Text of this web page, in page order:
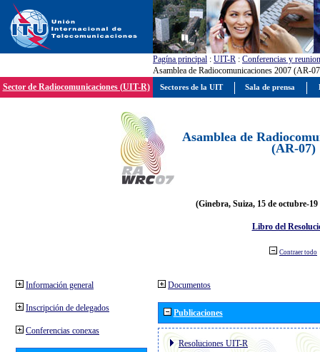
Pagína principal : UIT-R : Conferencias y
Asamblea de Radiocomunicaciones 2007 (AR-
Sector de Radiocomunicaciones (UIT-R)
Asamblea de
(AR-07)
(Ginebra, Suiza, 15 de octubre-19
Libro del
Contraer todo
Información general
Inscripción de delegados
Conferencias conexas
Documentos
Publicaciones
Resoluciones UIT-R
Sectores de la UIT Sala de prensa